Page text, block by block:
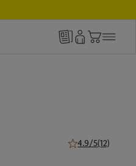
4.9/5(12)